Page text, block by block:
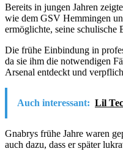
Bereits in jungen Jahren
wie dem GSV Hemmingen
ermöglichte, seine
Die frühe Einbindung in
da sie ihm die notwendigen
Arsenal entdeckt und
Auch interessant: Lil
Gnabrys frühe Jahre waren
auch dazu, dass er später